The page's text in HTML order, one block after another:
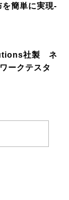
を簡単に実現-
社製 ネ
ークテスタ